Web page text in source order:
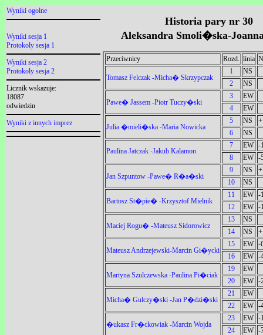
Wyniki ogolne
Wyniki sesja 1
Protokoly sesja 1
Wyniki sesja 2
Protokoly sesja 2
Licznik wskazuje:
18087
odwiedzin
Wyniki z innych imprez
Historia pary nr 30
Aleksandra Smoli�ska-
Przeciwnicy Rozd. linia
Tomasz Felczak -Micha� Skrzypczak
1
NS
2
NS
Pawe� Jassem -Piotr Tuczy�ski
3
EW
4
EW
Julia �mieli�ska -Maria Nowicka
5 NS
6
NS
Paulina Jatczak -Jakub Kalamon
7 EW -
8
EW -
Jan Szpuntow -Pawe� R�a�ski
9 NS
10
NS
Bartosz St�pie� -Krzysztof Mielnik
11 EW -
12
EW -
Maciej Rogu� -Mateusz Sidorowicz
13
NS
14
NS
Mateusz Andrzejewski-Marcin Gi�ycki
15 EW -
16
EW -
Martyna Szulczewska -Paulina Pi�ciak
19
EW
20
EW -
Micha� Gulczy�ski -Jan P�dzi�ski
21
EW
22
EW -
�ukasz Fr�ckowiak -Marcin Wojda
23 EW -
24
EW -